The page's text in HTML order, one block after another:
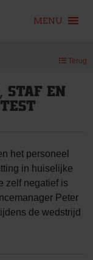
MENU
Terug
STAF EN
het personeel
in huiselijke
zelf negatief is
Peter
de wedstrijd